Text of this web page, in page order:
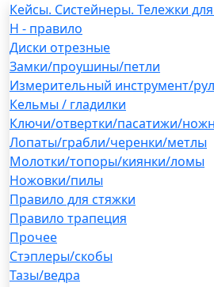
Кейсы. Систейнеры. Тележки
H - правило
Диски отрезные
Замки/проушины/петли
Измерительный инструмент/
Кельмы / гладилки
Ключи/отвертки/пасатижи/
Лопаты/грабли/черенки/метлы
Молотки/топоры/киянки/ломы
Ножовки/пилы
Правило для стяжки
Правило трапеция
Прочее
Стэплеры/скобы
Тазы/ведра